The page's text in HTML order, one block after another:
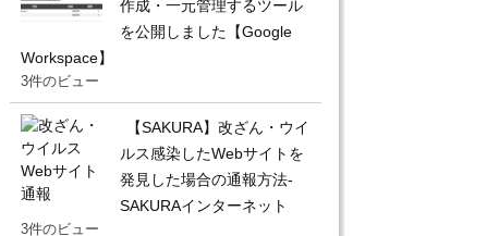
作成・一元管理するツール
を公開しました【Google
Workspace】
3件のビュー
【SAKURA】改ざん・ウイ
ルス感染したWebサイトを
発見した場合の通報方法-
SAKURAインターネット
3件のビュー